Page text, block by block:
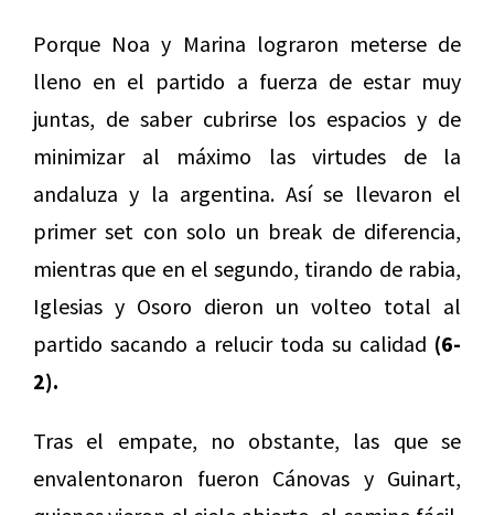
Porque Noa y Marina lograron meterse de
lleno en el partido a fuerza de estar muy
juntas, de saber cubrirse los espacios y de
minimizar al máximo las virtudes de la
andaluza y la argentina. Así se llevaron el
primer set con solo un break de diferencia,
mientras que en el segundo, tirando de rabia,
Iglesias y Osoro dieron un volteo total al
partido sacando a relucir toda su calidad (6-
2).
Tras el empate, no obstante, las que se
envalentonaron fueron Cánovas y Guinart,